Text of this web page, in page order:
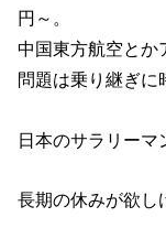
円～。
中国東方航空とか
問題は乗り継ぎに
日本のサラリーマ
長期の休みが欲し